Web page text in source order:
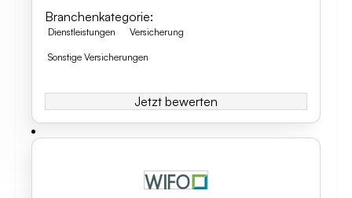
Branchenkategorie:
Dienstleistungen Versicherung
Sonstige Versicherungen
Jetzt bewerten